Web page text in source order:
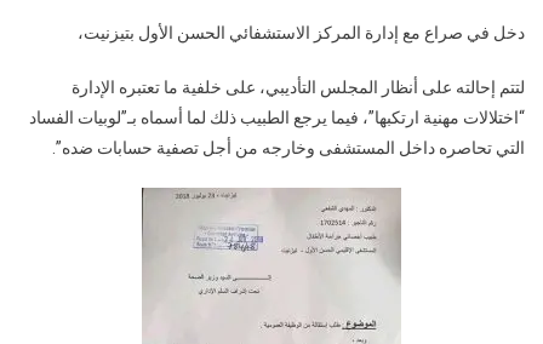
دخل في صراع مع إدارة المركز الاستشفائي الحسن الأول بتيزنيت،
لتتم إحالته على أنظار المجلس التأديبي، على خلفية ما تعتبره الإدارة
“اختلالات مهنية ارتكبها”، فيما يرجع الطبيب ذلك لما أسماه بـ”لوبيات الفساد
التي تحاصره داخل المستشفى وخارجه من أجل تصفية حسابات ضده”.